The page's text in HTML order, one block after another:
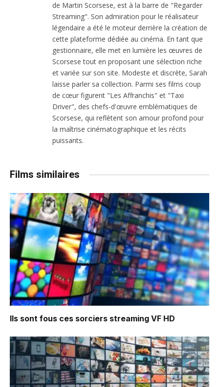
de Martin Scorsese, est à la barre de "Regarder
Streaming". Son admiration pour le réalisateur
légendaire a été le moteur derrière la création de
cette plateforme dédiée au cinéma. En tant que
gestionnaire, elle met en lumière les œuvres de
Scorsese tout en proposant une sélection riche
et variée sur son site. Modeste et discrète, Sarah
laisse parler sa collection. Parmi ses films coup
de cœur figurent "Les Affranchis" et "Taxi
Driver", des chefs-d'œuvre emblématiques de
Scorsese, qui reflètent son amour profond pour
la maîtrise cinématographique et les récits
puissants.
Films similaires
Ils sont fous ces sorciers streaming VF HD